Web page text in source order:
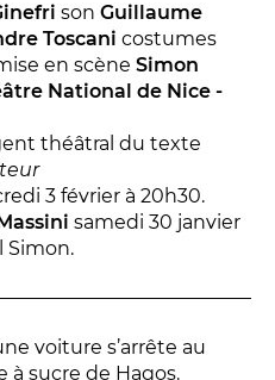
son Guillaume
Toscani costumes
en scène Simon
National de Nice -
théâtral du texte
3 février à 20h30.
samedi 30 janvier
Simon.
voiture s’arrête au
à sucre de Hagos.